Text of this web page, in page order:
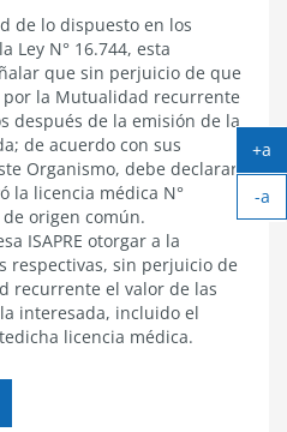
de lo dispuesto en los
Ley N° 16.744, esta
que sin perjuicio de que
la Mutualidad recurrente
después de la emisión de la
de acuerdo con sus
Organismo, debe declarar
la licencia médica N°
de origen común.
ISAPRE otorgar a la
respectivas, sin perjuicio de
recurrente el valor de las
interesada, incluido el
licencia médica.
+a
-a